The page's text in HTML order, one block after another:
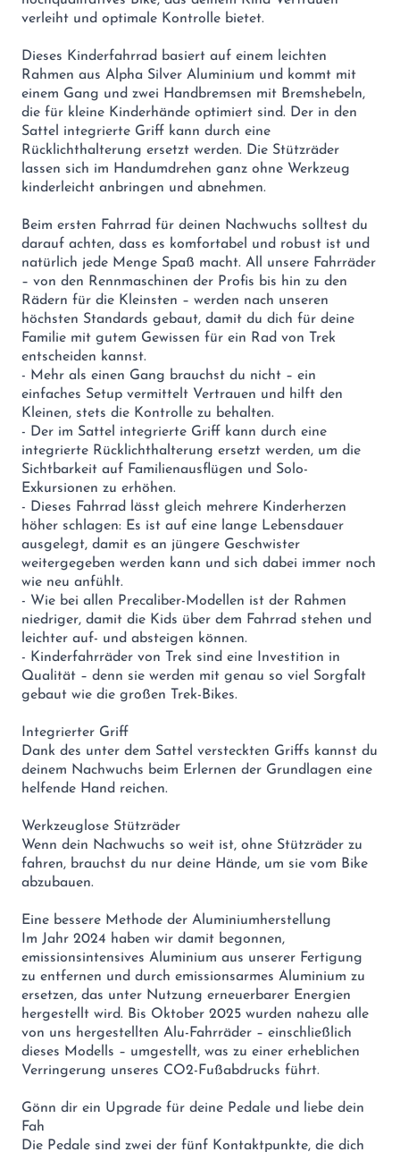
verleiht und optimale Kontrolle bietet.
Dieses Kinderfahrrad basiert auf einem leichten
Rahmen aus Alpha Silver Aluminium und kommt mit
einem Gang und zwei Handbremsen mit Bremshebeln,
die für kleine Kinderhände optimiert sind. Der in den
Sattel integrierte Griff kann durch eine
Rücklichthalterung ersetzt werden. Die Stützräder
lassen sich im Handumdrehen ganz ohne Werkzeug
kinderleicht anbringen und abnehmen.
Beim ersten Fahrrad für deinen Nachwuchs solltest du
darauf achten, dass es komfortabel und robust ist und
natürlich jede Menge Spaß macht. All unsere Fahrräder
– von den Rennmaschinen der Profis bis hin zu den
Rädern für die Kleinsten – werden nach unseren
höchsten Standards gebaut, damit du dich für deine
Familie mit gutem Gewissen für ein Rad von Trek
entscheiden kannst.
- Mehr als einen Gang brauchst du nicht – ein
einfaches Setup vermittelt Vertrauen und hilft den
Kleinen, stets die Kontrolle zu behalten.
- Der im Sattel integrierte Griff kann durch eine
integrierte Rücklichthalterung ersetzt werden, um die
Sichtbarkeit auf Familienausflügen und Solo-
Exkursionen zu erhöhen.
- Dieses Fahrrad lässt gleich mehrere Kinderherzen
höher schlagen: Es ist auf eine lange Lebensdauer
ausgelegt, damit es an jüngere Geschwister
weitergegeben werden kann und sich dabei immer noch
wie neu anfühlt.
- Wie bei allen Precaliber-Modellen ist der Rahmen
niedriger, damit die Kids über dem Fahrrad stehen und
leichter auf- und absteigen können.
- Kinderfahrräder von Trek sind eine Investition in
Qualität – denn sie werden mit genau so viel Sorgfalt
gebaut wie die großen Trek-Bikes.
Integrierter Griff
Dank des unter dem Sattel versteckten Griffs kannst du
deinem Nachwuchs beim Erlernen der Grundlagen eine
helfende Hand reichen.
Werkzeuglose Stützräder
Wenn dein Nachwuchs so weit ist, ohne Stützräder zu
fahren, brauchst du nur deine Hände, um sie vom Bike
abzubauen.
Eine bessere Methode der Aluminiumherstellung
Im Jahr 2024 haben wir damit begonnen,
emissionsintensives Aluminium aus unserer Fertigung
zu entfernen und durch emissionsarmes Aluminium zu
ersetzen, das unter Nutzung erneuerbarer Energien
hergestellt wird. Bis Oktober 2025 wurden nahezu alle
von uns hergestellten Alu-Fahrräder – einschließlich
dieses Modells – umgestellt, was zu einer erheblichen
Verringerung unseres CO2-Fußabdrucks führt.
Gönn dir ein Upgrade für deine Pedale und liebe dein
Fah
Die Pedale sind zwei der fünf Kontaktpunkte, die dich